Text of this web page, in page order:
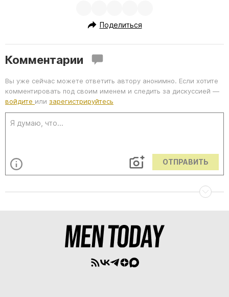
Поделиться
Комментарии
Вы уже сейчас можете ответить автору анонимно. Если хотите
комментировать под своим именем и следить за дискуссией —
войдите или зарегистрируйтесь
ОТПРАВИТЬ